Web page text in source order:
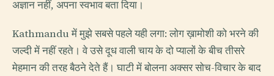
अज्ञान नहीं, अपना स्वभाव बता दिया।
Kathmandu में मुझे सबसे पहले यही लगा: लोग ख़ामोशी को भरने की
जल्दी में नहीं रहते। वे उसे दूध वाली चाय के दो प्यालों के बीच तीसरे
मेहमान की तरह बैठने देते हैं। घाटी में बोलना अक्सर सोच-विचार के बाद